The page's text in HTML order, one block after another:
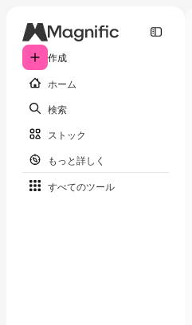
作成
ホーム
検索
ストック
もっと詳しく
すべてのツール